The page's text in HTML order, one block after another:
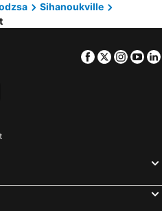
Sihanoukville
Facebook
Twitter